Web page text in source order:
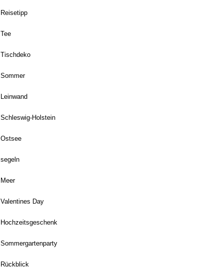
Reisetipp
Tee
Tischdeko
Sommer
Leinwand
Schleswig-Holstein
Ostsee
segeln
Meer
Valentines Day
Hochzeitsgeschenk
Sommergartenparty
Rückblick